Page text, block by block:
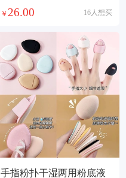
铝框折叠冰包
￥ 26.00 16人想买
手指粉扑干湿两用粉底液